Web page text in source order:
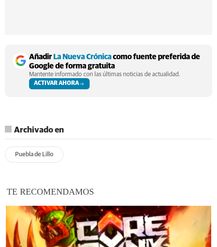
Añadir La Nueva Crónicacomo fuente preferida de
Google de forma gratuita
Mantente informado con las últimas noticias de actualidad.
ACTIVAR AHORA
Archivado en
Puebla de Lillo
TE RECOMENDAMOS